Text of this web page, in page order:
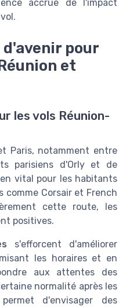
accrue de l'impact
pour
et
les vols Réunion-
Paris, notamment entre
parisiens d'Orly et de
vital pour les habitants
comme Corsair et French
cette route, les
positives.
s'efforcent d'améliorer
les horaires et en
aux attentes des
normalité après les
d'envisager des